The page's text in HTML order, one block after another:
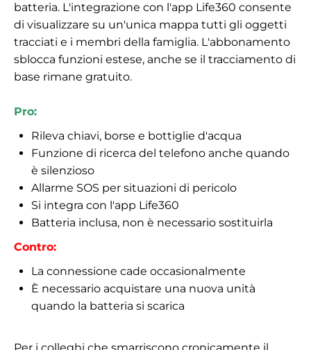
batteria. L'integrazione con l'app Life360 consente
di visualizzare su un'unica mappa tutti gli oggetti
tracciati e i membri della famiglia. L'abbonamento
sblocca funzioni estese, anche se il tracciamento di
base rimane gratuito.
Pro:
Rileva chiavi, borse e bottiglie d'acqua
Funzione di ricerca del telefono anche quando
è silenzioso
Allarme SOS per situazioni di pericolo
Si integra con l'app Life360
Batteria inclusa, non è necessario sostituirla
Contro:
La connessione cade occasionalmente
È necessario acquistare una nuova unità
quando la batteria si scarica